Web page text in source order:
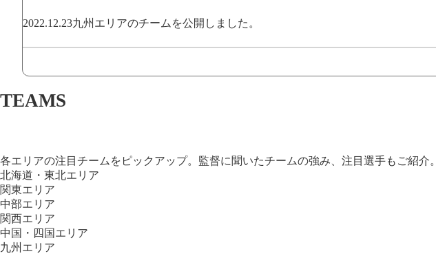
2022.12.23九州エリアのチームを公開しました。
TEAMS
各エリアの注目チームをピックアップ。監督に聞いたチームの強み、注目選手もご紹介。
北海道・東北エリア
関東エリア
中部エリア
関西エリア
中国・四国エリア
九州エリア